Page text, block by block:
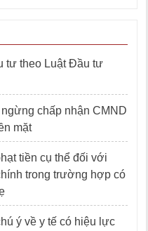
tư theo Luật Đầu tư
chấp nhận CMND
mặt
tiền cụ thể đối với
trong trường hợp có
ý về y tế có hiệu lực